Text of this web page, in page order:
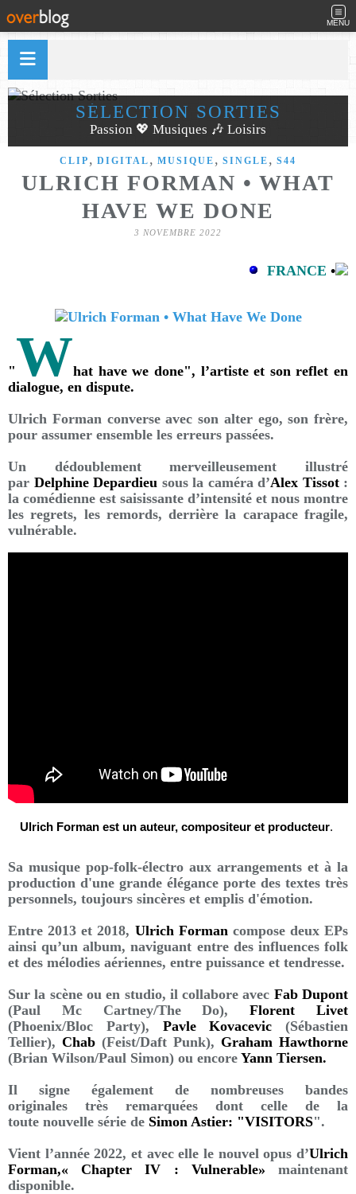
MENU
SÉLECTION SORTIES
Passion 💖 Musiques 🎶 Loisirs
CLIP , DIGITAL , MUSIQUE , SINGLE , S44
ULRICH FORMAN • WHAT
HAVE WE DONE
3 NOVEMBRE 2022
FRANCE •
"What have we done", l’artiste et son reflet en
dialogue, en dispute.
Ulrich Forman converse avec son alter ego, son frère,
pour assumer ensemble les erreurs passées.
Un dédoublement merveilleusement illustré
par Delphine Depardieu sous la caméra d’Alex Tissot:
la comédienne est saisissante d’intensité et nous montre
les regrets, les remords, derrière la carapace fragile,
vulnérable.
Ulrich Forman est un auteur, compositeur et producteur.
Sa musique pop-folk-électro aux arrangements et à la
production d'une grande élégance porte des textes très
personnels, toujours sincères et emplis d'émotion.
Entre 2013 et 2018, Ulrich Formancompose deux EPs
ainsi qu’un album, naviguant entre des influences folk
et des mélodies aériennes, entre puissance et tendresse.
Sur la scène ou en studio, il collabore avec Fab Dupont
(Paul Mc Cartney/The Do),Florent Livet
(Phoenix/Bloc Party), Pavle Kovacevic (Sébastien
Tellier), Chab (Feist/Daft Punk), Graham Hawthorne
(Brian Wilson/Paul Simon) ou encore Yann Tiersen.
Il signe également de nombreuses bandes
originales très remarquées dont celle de la
toute nouvelle série de Simon Astier: "VISITORS".
Vient l’année 2022, et avec elle le nouvel opus d’Ulrich
Forman,« Chapter IV : Vulnerable» maintenant
disponible.